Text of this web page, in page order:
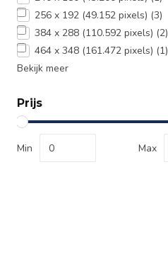
256 x 192 (49.152 pixels) (3)
384 x 288 (110.592 pixels) (2)
464 x 348 (161.472 pixels) (1)
Bekijk meer
Prijs
Min Max